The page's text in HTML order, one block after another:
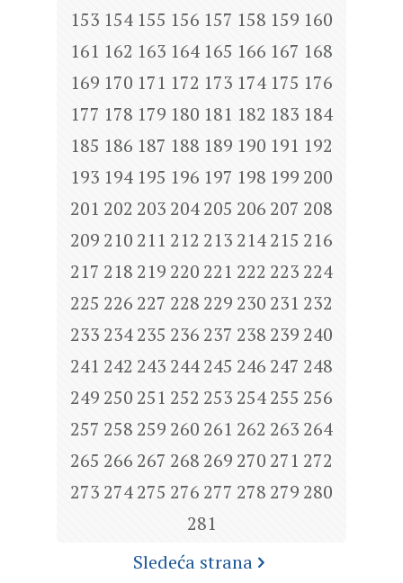
153 154 155 156 157 158 159 160
161 162 163 164 165 166 167 168
169 170 171 172 173 174 175 176
177 178 179 180 181 182 183 184
185 186 187 188 189 190 191 192
193 194 195 196 197 198 199 200
201 202 203 204205 206 207 208
209 210 211 212 213 214215 216
217 218 219 220 221 222 223 224
225 226 227 228 229 230 231 232
233 234235 236 237 238 239 240
241 242 243 244245 246 247 248
249 250 251 252 253 254255 256
257 258 259 260 261 262 263 264
265 266 267 268 269 270 271 272
273 274275 276 277 278 279 280
281
Sledeća strana